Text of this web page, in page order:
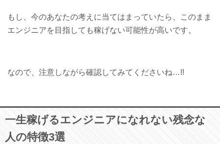
もし、今のあなたの考えに当てはまっていたら、このまま
エンジニアを目指しても稼げない可能性が高いです。
なので、注意しながら確認してみてくださいね…!!
一生稼げるエンジニアになれない残念な
人の特徴3選